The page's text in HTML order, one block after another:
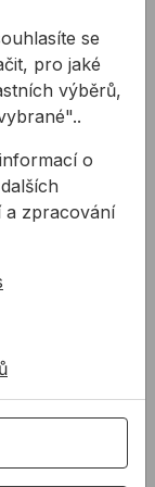
obou hran
měřící
se
pro jaké
výběrů,
o
a zpracování